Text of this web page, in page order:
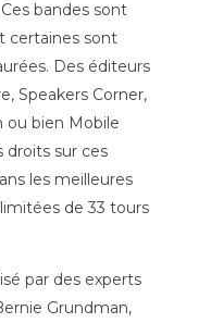
bandes sont
certaines sont
Des éditeurs
Speakers Corner,
ou bien Mobile
droits sur ces
les meilleures
de 33 tours
par des experts
Grundman,